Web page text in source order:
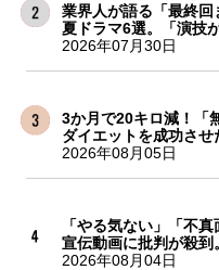
業界人が語る「最終回
夏ドラマ6選。「演技
2026年07月30日
3か月で20キロ減！「
ダイエットを成功させ
2026年08月05日
「やる気ない」「不
宣伝動画に批判が殺到
2026年08月04日